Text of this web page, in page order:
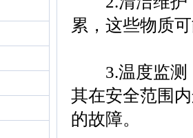
累，这些物质
3.温度监测：
其在安全范围
的故障。